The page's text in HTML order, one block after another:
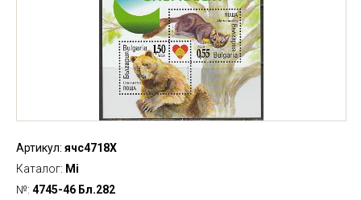
Артикул: ячс4718Х
Каталог: Mi
№: 4745-46 Бл.282